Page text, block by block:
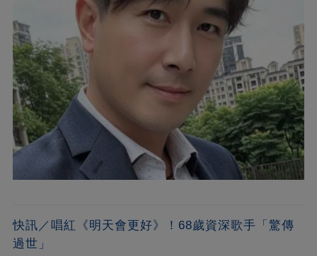
快訊／唱紅《明天會更好》！68歲資深歌手「驚傳
過世」